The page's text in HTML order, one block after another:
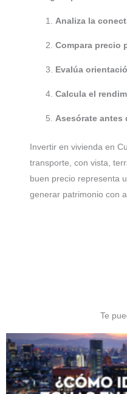
Analiza la
Compara precio
Evalúa
Calcula el
Asesórate antes
Invertir en vivienda en
transporte, con vista,
buen precio representa
generar patrimonio con
Te